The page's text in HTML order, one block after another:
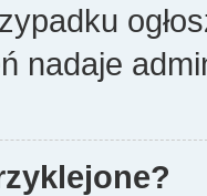
nadaje